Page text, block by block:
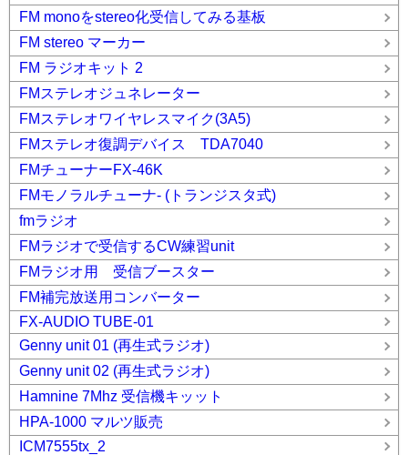
FM monoをstereo化受信してみる基板
FM stereo マーカー
FM ラジオキット 2
FMステレオジュネレーター
FMステレオワイヤレスマイク(3A5)
FMステレオ復調デバイス TDA7040
FMチューナーFX-46K
FMモノラルチューナ- (トランジスタ式)
fmラジオ
FMラジオで受信するCW練習unit
FMラジオ用 受信ブースター
FM補完放送用コンバーター
FX-AUDIO TUBE-01
Genny unit 01 (再生式ラジオ)
Genny unit 02 (再生式ラジオ)
Hamnine 7Mhz 受信機キッット
HPA-1000 マルツ販売
ICM7555tx_2